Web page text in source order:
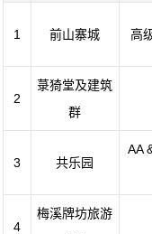
1 前山寨城 高
2
菉猗堂及建筑
群
3 共乐园
AA
4
梅溪牌坊旅游